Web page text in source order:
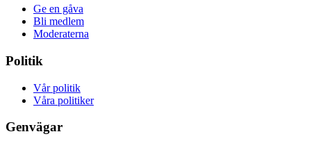
Ge en gåva
Bli medlem
Moderaterna
Politik
Vår politik
Våra politiker
Genvägar